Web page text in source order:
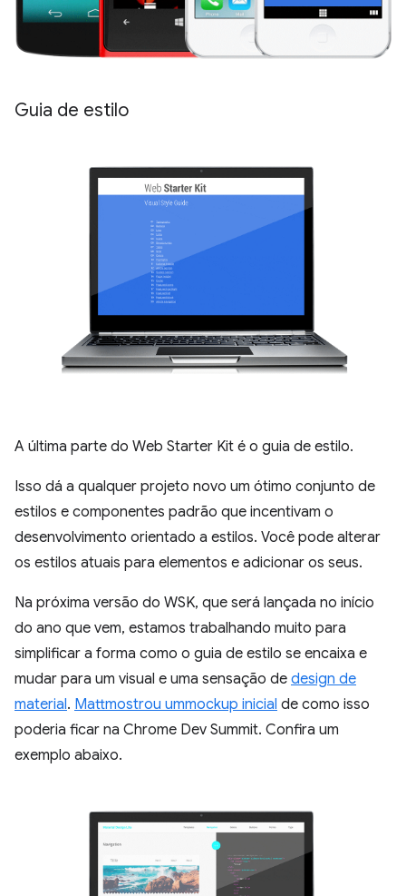
Guia de estilo
A última parte do Web Starter Kit é o guia de estilo.
Isso dá a qualquer projeto novo um ótimo conjunto de
estilos e componentes padrão que incentivam o
desenvolvimento orientado a estilos. Você pode alterar
os estilos atuais para elementos e adicionar os seus.
Na próxima versão do WSK, que será lançada no início
do ano que vem, estamos trabalhando muito para
simplificar a forma como o guia de estilo se encaixa e
mudar para um visual e uma sensação de design de
material. Mattmostrou ummockup inicial de como isso
poderia ficar na Chrome Dev Summit. Confira um
exemplo abaixo.